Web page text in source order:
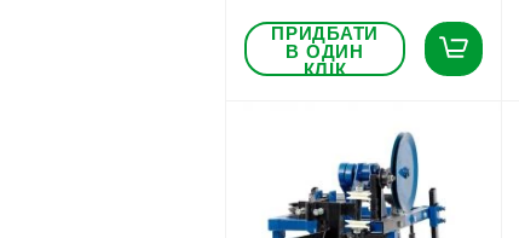
ПРИДБАТИ
В ОДИН
КЛІК